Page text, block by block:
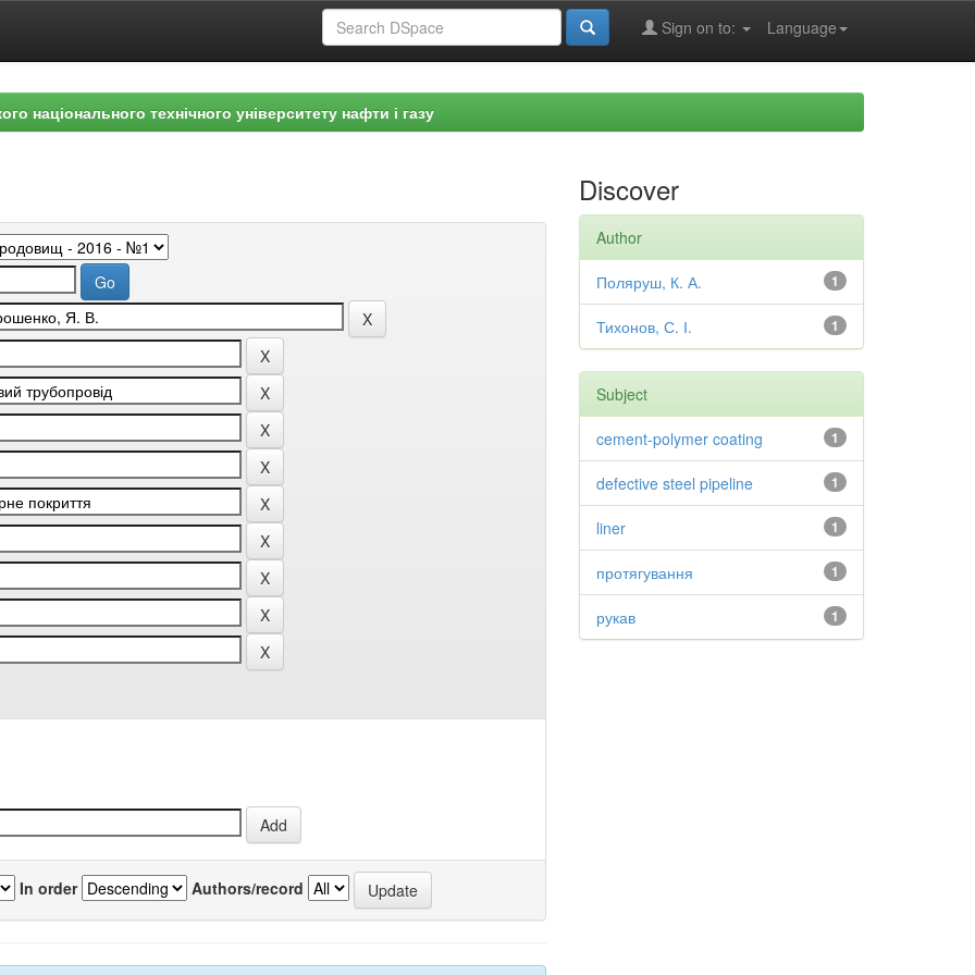
Language
Sign on to:
національного технічного університету нафти і газу
In order Authors/record
Discover
Author
1
Поляруш, К. А.
1
Тихонов, С. І.
Subject
1
cement-polymer coating
1
defective steel pipeline
1
liner
1
протягування
1
рукав